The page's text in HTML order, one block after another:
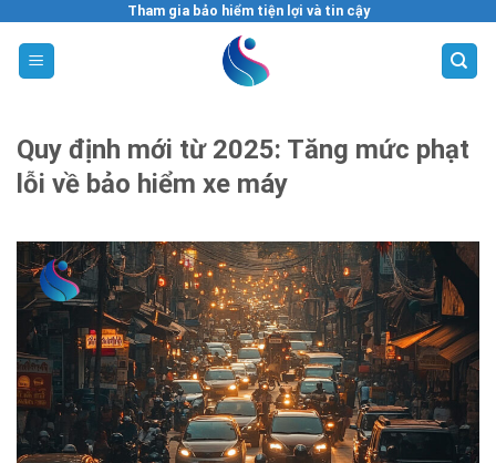
content
Tham gia bảo hiểm tiện lợi và tin cậy
Quy định mới từ 2025: Tăng mức phạt
lỗi về bảo hiểm xe máy